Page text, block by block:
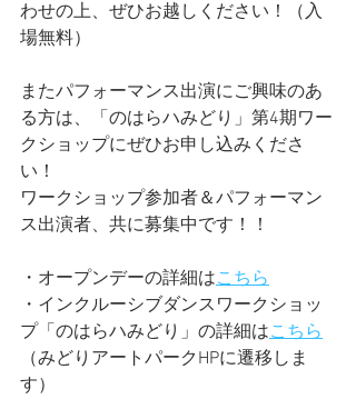
わせの上、ぜひお越しください！（入
場無料）
またパフォーマンス出演にご興味のあ
る方は、「のはらハみどり」第4期ワー
クショップにぜひお申し込みくださ
い！
ワークショップ参加者＆パフォーマン
ス出演者、共に募集中です！！
・オープンデーの詳細はこちら
・インクルーシブダンスワークショッ
プ「のはらハみどり」の詳細はこちら
（みどりアートパークHPに遷移しま
す）